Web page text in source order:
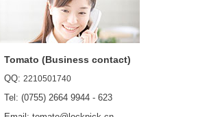
Tomato (Business contact)
QQ: 2210501740
Tel: (0755) 2664 9944 - 623